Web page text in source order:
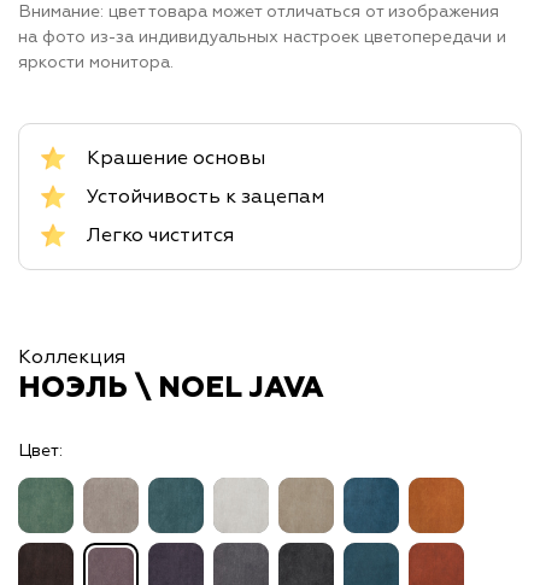
Внимание: цвет товара может отличаться от изображения
на фото из-за индивидуальных настроек цветопередачи и
яркости монитора.
Крашение основы
Устойчивость к зацепам
Легко чистится
Коллекция
НОЭЛЬ \ NOEL JAVA
Цвет: